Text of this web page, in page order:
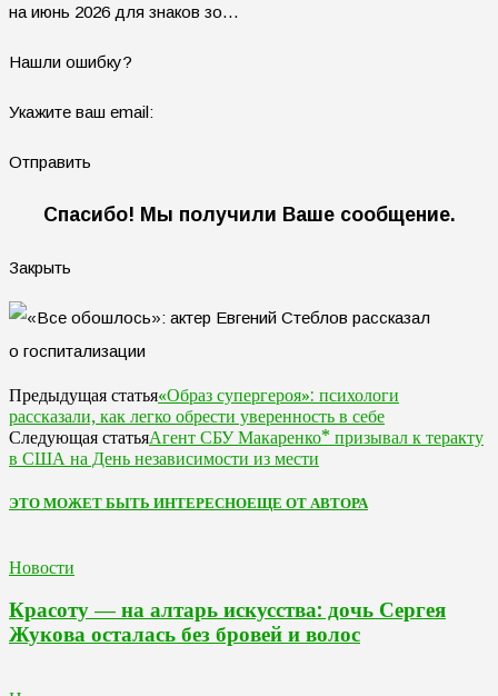
на июнь 2026 для знаков зо…
Нашли ошибку?
Укажите ваш email:
Отправить
Спасибо! Мы получили Ваше сообщение.
Закрыть
Предыдущая статья«Образ супергероя»: психологи
рассказали, как легко обрести уверенность в себе
Следующая статьяАгент СБУ Макаренко* призывал к теракту
в США на День независимости из мести
ЭТО МОЖЕТ БЫТЬ ИНТЕРЕСНОЕЩЕ ОТ АВТОРА
Новости
Красоту — на алтарь искусства: дочь Сергея
Жукова осталась без бровей и волос